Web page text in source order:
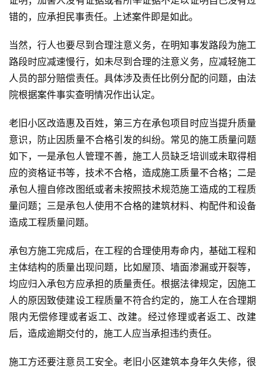
投
错的，应承担民事责任。上述案件即是如此。
当然，行人也要尽到合理注意义务，在明知事发路段为施工
路段时应减速慢行，如未尽到合理的注意义务，应减轻施工
人员的部分赔偿责任。具体涉及责任比例分配的问题，由法
院根据案件事实查明情况作出认定。
老旧小区改造惠及百姓，第三方在承包项目时应当提升质量
意识，防止因质量不合格引发的纠纷。常见的施工质量问题
如下，一是承包人管理不善，施工人员缺乏培训或未取得相
应的资格证书等，技术不合格，造成施工质量不合格；二是
承包人擅自修改图纸或者未按照技术规范施工造成的工程质
量问题；三是承包人使用不合格的建筑材料、构配件和设备
造成工程质量问题。
承包方施工完成后，在工程的合理使用寿命内，基础工程和
主体结构的质量出现问题，比如屋顶、墙面渗漏或开裂等，
均应归入承包方应承担的质量责任。根据法律规定，因施工
人的原因致使建设工程质量不符合约定的，施工人在合理期
限内无偿修理或者返工、改建。经过修理或者返工、改建
后，造成逾期交付的，施工人应当承担违约责任。
施工方还要注意员工安全。老旧小区建筑本身年久失修，很